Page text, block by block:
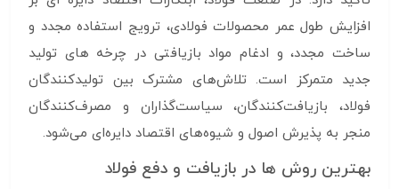
افزایش طول عمر محصولات فولادی، ترویج استفاده مجدد و
ساخت مجدد، و ادغام مواد بازیافتی در چرخه های تولید
جدید متمرکز است. تلاش‌های مشترک بین تولیدکنندگان
فولاد، بازیافت‌کنندگان، سیاست‌گذاران و مصرف‌کنندگان
منجر به پذیرش اصول و شیوه‌های اقتصاد دایره‌ای می‌شود.
بهترین روش ها در بازیافت و دفع فولاد